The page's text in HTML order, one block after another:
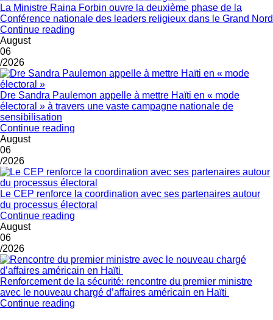
La Ministre Raina Forbin ouvre la deuxième phase de la
Conférence nationale des leaders religieux dans le Grand Nord
Continue reading
August
06
/2026
Dre Sandra Paulemon appelle à mettre Haïti en « mode
électoral » à travers une vaste campagne nationale de
sensibilisation
Continue reading
August
06
/2026
Le CEP renforce la coordination avec ses partenaires autour
du processus électoral
Continue reading
August
06
/2026
Renforcement de la sécurité: rencontre du premier ministre
avec le nouveau chargé d’affaires américain en Haïti
Continue reading